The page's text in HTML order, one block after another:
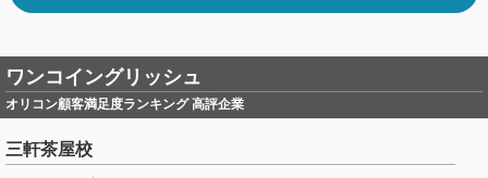
ワンコイングリッシュ
オリコン顧客満足度ランキング 高評企業
三軒茶屋校